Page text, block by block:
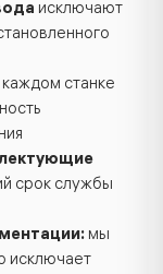
исключают
каждом станке
срок службы
мы
исключает